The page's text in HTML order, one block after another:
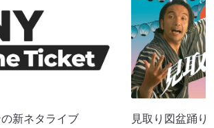
新ネタライブ
見取り図盆踊